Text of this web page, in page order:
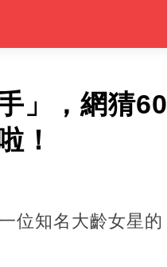
」，網猜60
！
位知名大齡女星的